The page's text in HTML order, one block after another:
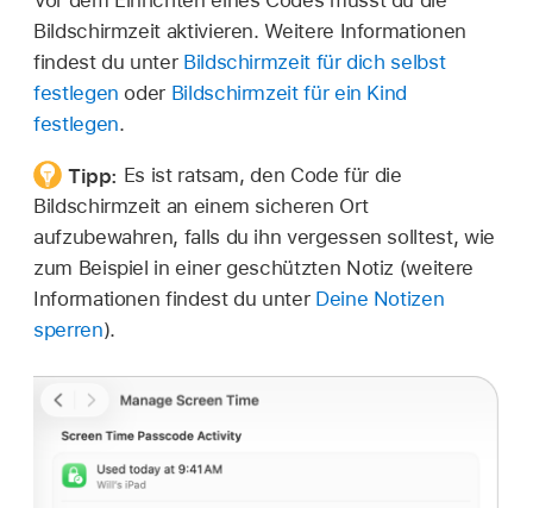
Bildschirmzeit aktivieren. Weitere Informationen
findest du unter Bildschirmzeit für dich selbst
festlegen oder Bildschirmzeit für ein Kind
festlegen.
Tipp: Es ist ratsam, den Code für die
Bildschirmzeit an einem sicheren Ort
aufzubewahren, falls du ihn vergessen solltest, wie
zum Beispiel in einer geschützten Notiz (weitere
Informationen findest du unter Deine Notizen
sperren).